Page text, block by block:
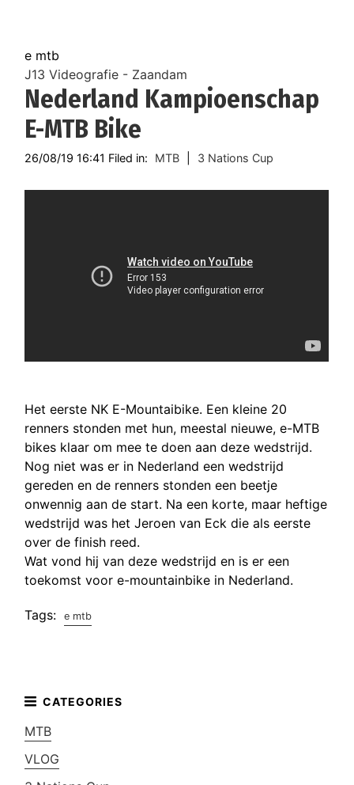
e mtb
J13 Videografie - Zaandam
Nederland Kampioenschap
E-MTB Bike
26/08/19 16:41 Filed in: MTB 3 Nations Cup
Het eerste NK E-Mountaibike. Een kleine 20
renners stonden met hun, meestal nieuwe, e-MTB
bikes klaar om mee te doen aan deze wedstrijd.
Nog niet was er in Nederland een wedstrijd
gereden en de renners stonden een beetje
onwennig aan de start. Na een korte, maar heftige
wedstrijd was het Jeroen van Eck die als eerste
over de finish reed.
Wat vond hij van deze wedstrijd en is er een
toekomst voor e-mountainbike in Nederland.
Tags: e mtb
MTB
VLOG